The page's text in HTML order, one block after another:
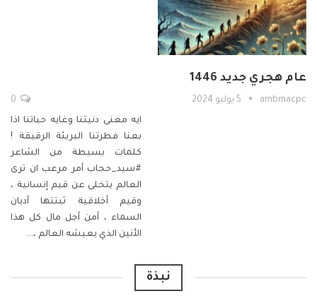
عام هجري جديد 1446
ambmacpc 5 يوليو 2024
ايه معنى دنيتنا وغايه حياتنا اذا
بعنا فطرتنا البريئة الرقيقة !
كلمات بسيطة من الشاعر
#سيد_حجاب أمر مرعب ان ترى
العالم يتخلى عن قيم إنسانية ،
وقيم أخلاقية ثبتتها أديان
السماء ، أمن أجل مال كل هذا
الأنين الذي يعيشه العالم ،…
نبذة